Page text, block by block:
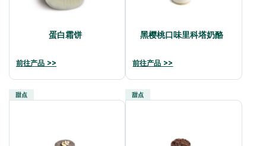
蛋白霜饼
前往产品 >>
黑樱桃口味里科塔奶酪
前往产品 >>
甜点 甜点